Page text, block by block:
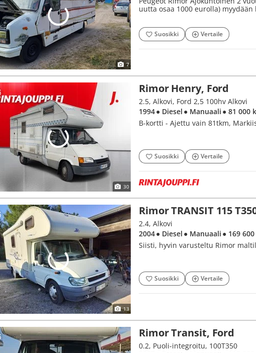
7
uutta osaa 1000 eurolla)
Suosikki Vertaile
30
Rimor Henry, Ford
2.5, Alkovi, Ford 2,5 100hv Alkovi
1994● Diesel ● Manuaali ● 81 000
B-kortti - Ajettu vain 81tkm,
Suosikki Vertaile
13
Rimor TRANSIT 115
2.4, Alkovi
2004● Diesel ● Manuaali ● 169
Siisti, hyvin varusteltu Rimor
Suosikki Vertaile
Rimor Transit, Ford
0.2, Puoli-integroitu, 100T350